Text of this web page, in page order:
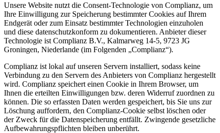
Unsere Website nutzt die Consent-Technologie von Complianz, um
Ihre Einwilligung zur Speicherung bestimmter Cookies auf Ihrem
Endgerät oder zum Einsatz bestimmter Technologien einzuholen
und diese datenschutzkonform zu dokumentieren. Anbieter dieser
Technologie ist Complianz B.V., Kalmarweg 14-5, 9723 JG
Groningen, Niederlande (im Folgenden „Complianz“).
Complianz ist lokal auf unseren Servern installiert, sodass keine
Verbindung zu den Servern des Anbieters von Complianz hergestellt
wird. Complianz speichert einen Cookie in Ihrem Browser, um
Ihnen die erteilten Einwilligungen bzw. deren Widerruf zuordnen zu
können. Die so erfassten Daten werden gespeichert, bis Sie uns zur
Löschung auffordern, den Complianz-Cookie selbst löschen oder
der Zweck für die Datenspeicherung entfällt. Zwingende gesetzliche
Aufbewahrungspflichten bleiben unberührt.